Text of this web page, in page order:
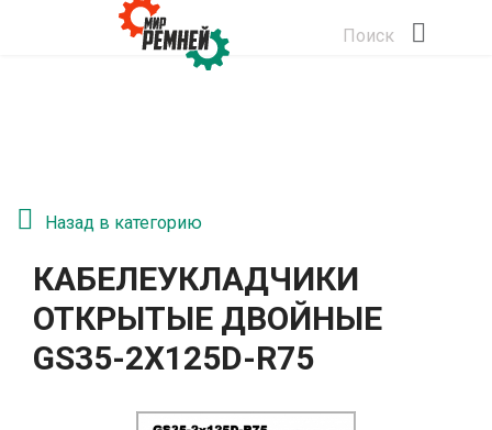
Поиск
Назад в категорию
КАБЕЛЕУКЛАДЧИКИ
ОТКРЫТЫЕ ДВОЙНЫЕ
GS35-2Х125D-R75